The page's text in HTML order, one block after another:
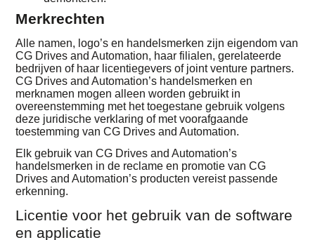
Merkrechten
Alle namen, logo’s en handelsmerken zijn eigendom van
CG Drives and Automation, haar filialen, gerelateerde
bedrijven of haar licentiegevers of joint venture partners.
CG Drives and Automation’s handelsmerken en
merknamen mogen alleen worden gebruikt in
overeenstemming met het toegestane gebruik volgens
deze juridische verklaring of met voorafgaande
toestemming van CG Drives and Automation.
Elk gebruik van CG Drives and Automation’s
handelsmerken in de reclame en promotie van CG
Drives and Automation’s producten vereist passende
erkenning.
Licentie voor het gebruik van de software
en applicatie